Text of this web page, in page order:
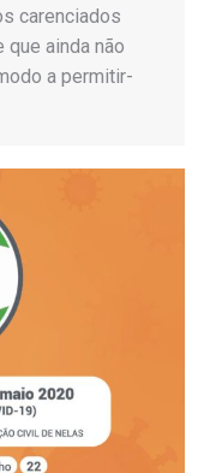
carenciados
ainda não
a permitir-